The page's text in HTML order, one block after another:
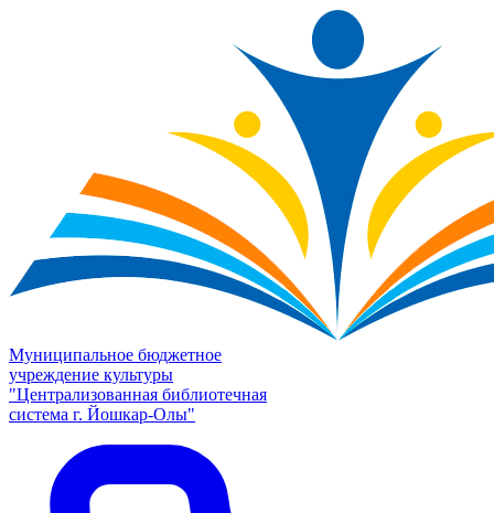
Муниципальное бюджетное
учреждение культуры
"Централизованная библиотечная
система г. Йошкар-Олы"